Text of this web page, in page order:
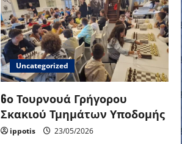
Uncategorized
6ο Τουρνουά Γρήγορου
Σκακιού Τμημάτων Υποδομής
ippotis 23/05/2026